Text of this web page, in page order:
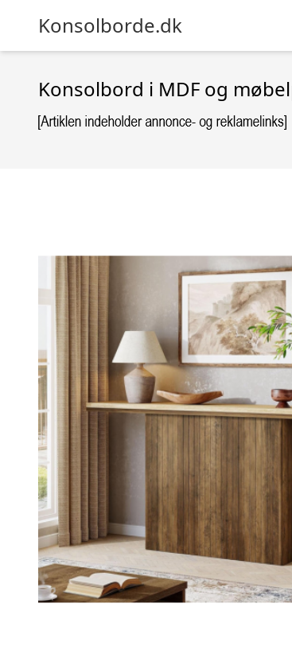
Konsolborde.dk
Konsolbord i MDF og